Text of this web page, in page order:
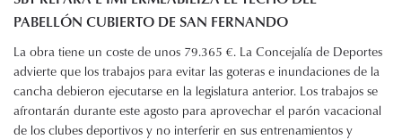
PABELLÓN CUBIERTO DE SAN FERNANDO
La obra tiene un coste de unos 79.365 €. La Concejalía de Deportes
advierte que los trabajos para evitar las goteras e inundaciones de la
cancha debieron ejecutarse en la legislatura anterior. Los trabajos se
afrontarán durante este agosto para aprovechar el parón vacacional
de los clubes deportivos y no interferir en sus entrenamientos y